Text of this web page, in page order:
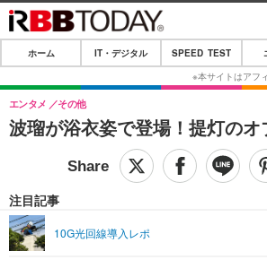
ホーム
IT・デジタル
IT・デジタルTOP
ネタ ガ
SPEED TEST
エンタメ
ライフ
リリース一覧
ホーム IT・デジタル SPEED TEST
波瑠が浴衣姿で登場！提灯の
エンタメ その他
注目記事
10G光回線導入レポ